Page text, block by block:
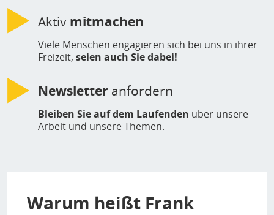
Aktiv mitmachen
Viele Menschen engagieren sich bei uns in ihrer
Freizeit, seien auch Sie dabei!
Newsletter anfordern
Bleiben Sie auf dem Laufenden über unsere
Arbeit und unsere Themen.
Warum heißt Frank